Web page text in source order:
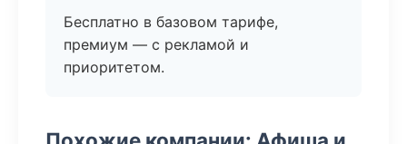
Бесплатно в базовом тарифе,
премиум — с рекламой и
приоритетом.